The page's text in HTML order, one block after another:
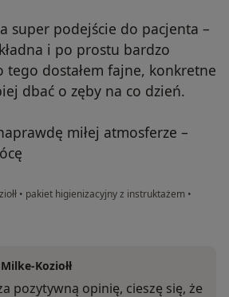
super podejście do pacjenta –
i po prostu bardzo
tego dostałem fajne, konkretne
dbać o zęby na co dzień.
miłej atmosferze –
• pakiet higienizacyjny z instruktażem •
Koziołł
pozytywną opinię, cieszę się, że